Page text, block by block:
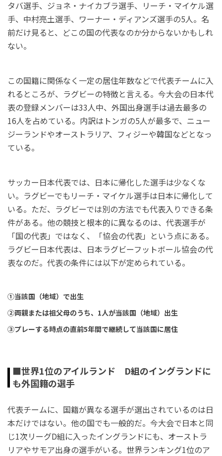
タバ選手、ジョネ・ナイカブラ選手、リーチ・マイケル選
手、中村亮土選手、ワーナー・ディアンズ選手の5人。名
前だけ見ると、どこの国の代表なのか分からないかもしれ
ない。
この国籍に関係なく一定の居住年数などで代表チームに入
れるところが、ラグビーの特徴と言える。今大会の日本代
表の登録メンバーは33人中、外国出身選手は過去最多の
16人を占めている。内訳はトンガの5人が最多で、ニュー
ジーランドやオーストラリア、フィジーや韓国などとなっ
ている。
サッカー日本代表では、日本に帰化した選手は少なくな
い。ラグビーでもリーチ・マイケル選手は日本に帰化して
いる。ただ、ラグビーでは別の方法でも代表入りできる条
件がある。他の競技と根本的に異なるのは、代表選手が
「国の代表」ではなく、「協会の代表」という点にある。
ラグビー日本代表は、日本ラグビーフットボール協会の代
表なのだ。代表の条件には以下が定められている。
①当該国（地域）で出生
②両親または祖父母のうち、1人が当該国（地域）出生
③プレーする時点の直前5年間で継続して当該国に居住
■世界1位のアイルランド D組のイングランドに
も外国籍の選手
代表チームに、国籍が異なる選手が選出されているのは日
本だけではない。他の国でも一般的だ。今大会で日本と同
じ1次リーグD組に入ったイングランドにも、オーストラ
リアやサモア出身の選手がいる。世界ランキング1位のア